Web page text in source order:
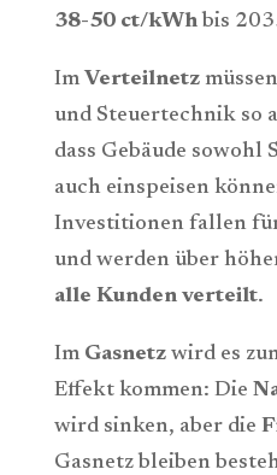
38-50 ct/kWhbis
Im Verteilnetz
und Steuertechnik so
dass Gebäude sowohl
auch einspeisen
Investitionen fallen
und werden über
alle Kunden verteilt.
Im Gasnetzwird es
Effekt kommen: Die
wird sinken, aber die
Gasnetz bleiben